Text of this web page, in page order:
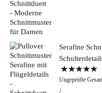
Serafine
Bewertet mit
5.00von 5
Ungeprüfte